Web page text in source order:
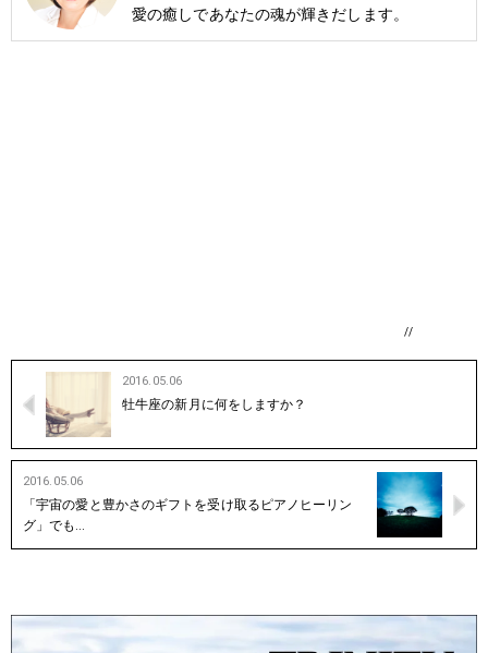
愛の癒しであなたの魂が輝きだします。
//
2016.05.06
牡牛座の新月に何をしますか？
2016.05.06
「宇宙の愛と豊かさのギフトを受け取るピアノヒーリン
グ」でも…